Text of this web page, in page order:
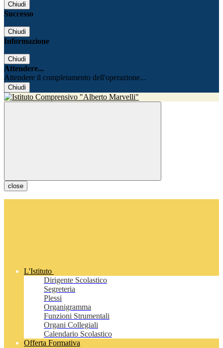
Chiudi
Successo
Chiudi
Informazione
Chiudi
Attendere...
Attendere il completamento dell'operazione...
Chiudi
close
L'Istituto
Dirigente Scolastico
Segreteria
Plessi
Organigramma
Funzioni Strumentali
Organi Collegiali
Calendario Scolastico
Offerta Formativa